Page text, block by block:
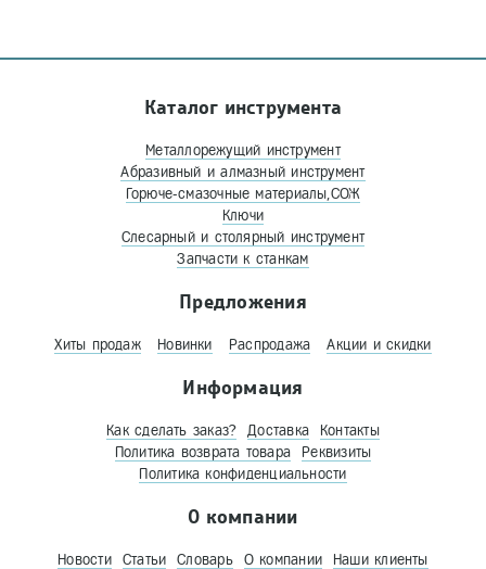
Каталог инструмента
Металлорежущий инструмент
Абразивный и алмазный инструмент
Горюче-смазочные материалы,СОЖ
Ключи
Слесарный и столярный инструмент
Запчасти к станкам
Предложения
Хиты продаж Новинки Распродажа Акции и скидки
Информация
Как сделать заказ? Доставка
Контакты
Политика возврата товара
Реквизиты
Политика конфиденциальности
О компании
Новости Статьи Словарь О компании
Наши клиенты